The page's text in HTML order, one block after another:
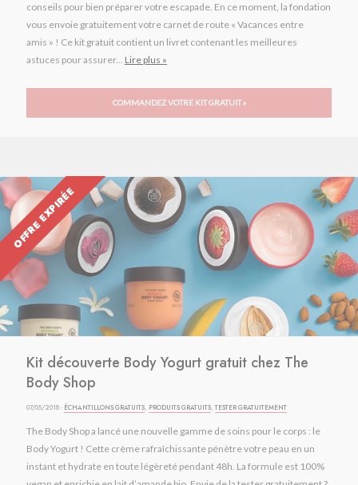
conseils pour bien préparer votre escapade. En ce moment, la fondation
vous envoie gratuitement votre carnet de route « Vacances entre
amis » ! Ce kit gratuit contient un livret contenant les meilleures
astuces pour assurer... Lire plus »
COMMANDEZ VOTRE KIT GRATUIT »
OFFRE EXPIRÉE
Kit découverte Body Yogurt gratuit chez The
Body Shop
07/05/2018 · ÉCHANTILLONS GRATUITS, PRODUITS GRATUITS,TESTER GRATUITEMENT
The Body Shop a lancé une nouvelle gamme de soins pour le corps : le
Body Yogurt ! Cette crème rafraîchissante pénètre votre peau en un
instant et hydrate en toute légèreté pendant 48h. La formule est 100%